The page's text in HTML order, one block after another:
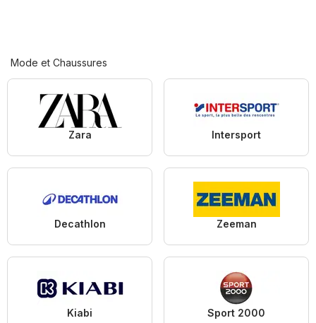
Mode et Chaussures
Zara Intersport
Decathlon Zeeman
Kiabi Sport 2000